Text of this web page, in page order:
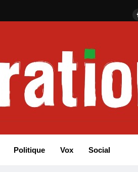
Politique Vox Social